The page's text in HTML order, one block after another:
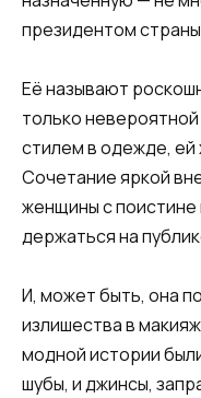
президентом
Её называют
только
стилем в одежде,
Сочетание яркой
женщины с
держаться на
И, может быть, она
излишества в
модной истории
шубы, и джинсы,